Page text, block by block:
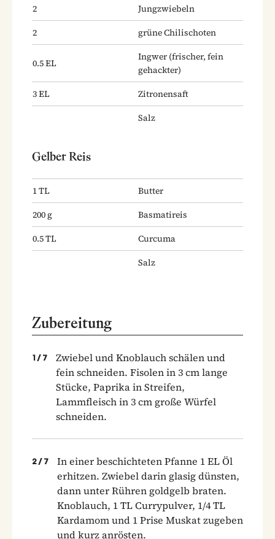
2
Jungzwiebeln
2
grüne Chilischoten
0.5EL
Ingwer (frischer, fein
gehackter)
3EL
Zitronensaft
Salz
Gelber Reis
1TL
Butter
200g
Basmatireis
0.5TL
Curcuma
Salz
Zubereitung
1 / 7
Zwiebel und Knoblauch schälen und
fein schneiden. Fisolen in 3 cm lange
Stücke, Paprika in Streifen,
Lammfleisch in 3 cm große Würfel
schneiden.
2 / 7
In einer beschichteten Pfanne 1 EL Öl
erhitzen. Zwiebel darin glasig dünsten,
dann unter Rühren goldgelb braten.
Knoblauch, 1 TL Currypulver, 1/4 TL
Kardamom und 1 Prise Muskat zugeben
und kurz anrösten.